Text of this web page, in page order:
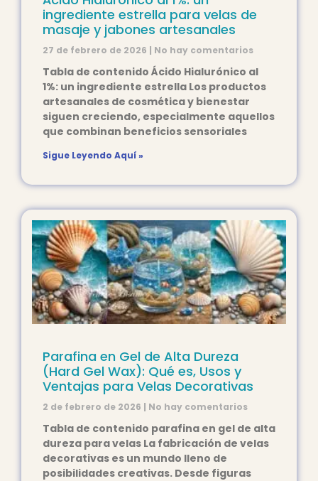
ingrediente estrella para velas de
masaje y jabones artesanales
27 de febrero de 2026 No hay comentarios
Tabla de contenido Ácido Hialurónico al
1%: un ingrediente estrella Los productos
artesanales de cosmética y bienestar
siguen creciendo, especialmente aquellos
que combinan beneficios sensoriales
Sigue Leyendo Aquí »
Parafina en Gel de Alta Dureza
(Hard Gel Wax): Qué es, Usos y
Ventajas para Velas Decorativas
2 de febrero de 2026 No hay comentarios
Tabla de contenido parafina en gel de alta
dureza para velas La fabricación de velas
decorativas es un mundo lleno de
posibilidades creativas. Desde figuras